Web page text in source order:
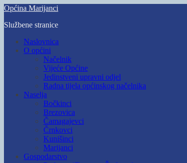
Skip
main
Općina Marijanci
Službene stranice
Toggle
mobile
Naslovnica
O općini
Načelnik
Vijeće Općine
Jedinstveni upravni odjel
Radna tijela općinskog načelnika
Naselja
Bočkinci
Brezovica
Čamagajevci
Črnkovci
Kunišinci
Marijanci
Gospodarstvo